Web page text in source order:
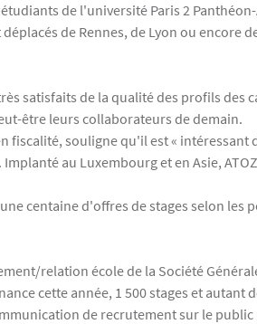
de l'université Paris 2
de Rennes, de Lyon ou
satisfaits de la qualité des profils
être leurs collaborateurs de demain.
fiscalité, souligne qu'il est «
au Luxembourg et en Asie,
centaine d'offres de stages selon
relation école de la Société
cette année, 1 500 stages et
de recrutement sur le